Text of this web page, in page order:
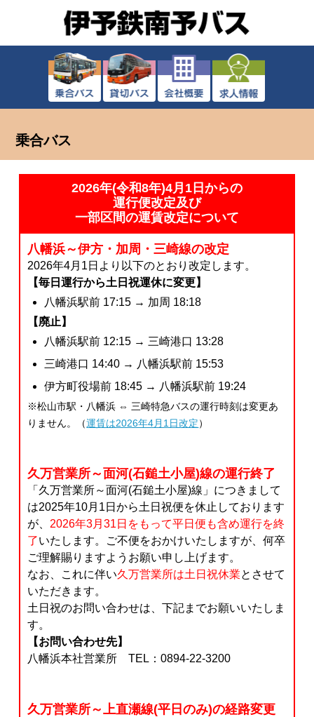
乗合バス
2026年(令和8年)4月1日からの
運行便改定及び
一部区間の運賃改定について
八幡浜～伊方・加周・三崎線の改定
2026年4月1日より以下のとおり改定します。
【毎日運行から土日祝運休に変更】
八幡浜駅前 17:15 → 加周 18:18
【廃止】
八幡浜駅前 12:15 → 三崎港口 13:28
三崎港口 14:40 → 八幡浜駅前 15:53
伊方町役場前 18:45 → 八幡浜駅前 19:24
※松山市駅・八幡浜 ⇔ 三崎特急バスの運行時刻は変更あ
りません。（運賃は2026年4月1日改定）
久万営業所～面河(石鎚土小屋)線の運行終了
「久万営業所～面河(石鎚土小屋)線」につきまして
は2025年10月1日から土日祝便を休止しております
が、 2026年3月31日をもって平日便も含め運行を終
了いたします。ご不便をおかけいたしますが、何卒
ご理解賜りますようお願い申し上げます。
なお、これに伴い久万営業所は土日祝休業とさせて
いただきます。
土日祝のお問い合わせは、下記までお願いいたしま
す。
【お問い合わせ先】
八幡浜本社営業所 TEL：0894-22-3200
久万営業所～上直瀬線(平日のみ)の経路変更